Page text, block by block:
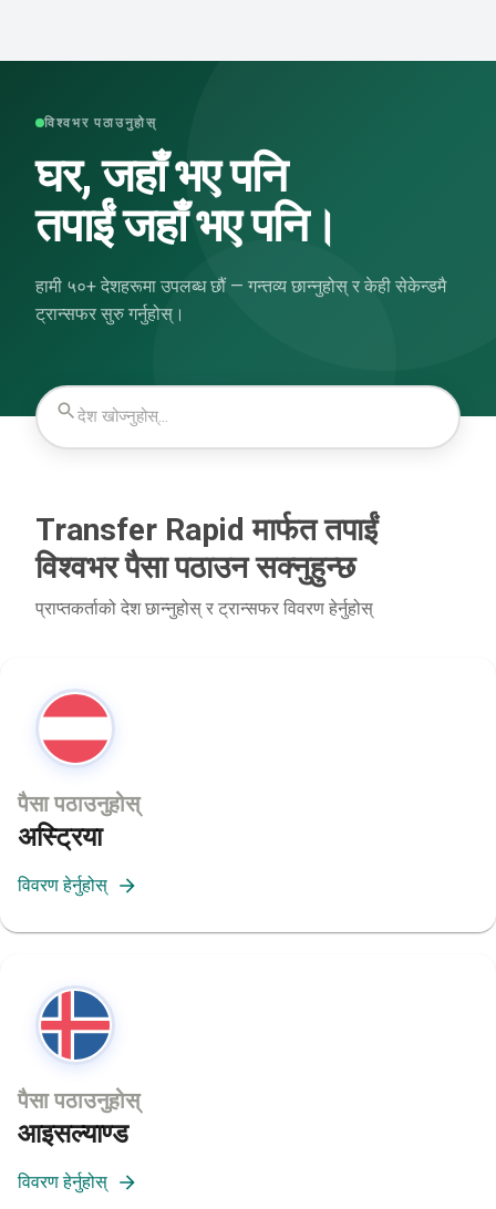
विश्वभर पठाउनुहोस्
घर, जहाँ भए पनि
तपाईं जहाँ भए पनि।
हामी ५०+ देशहरूमा उपलब्ध छौं — गन्तव्य छान्नुहोस् र केही सेकेन्डमै
ट्रान्सफर सुरु गर्नुहोस्।
Transfer Rapid मार्फत तपाईं
विश्वभर पैसा पठाउन सक्नुहुन्छ
प्राप्तकर्ताको देश छान्नुहोस् र ट्रान्सफर विवरण हेर्नुहोस्
पैसा पठाउनुहोस्
अस्ट्रिया
विवरण हेर्नुहोस्
पैसा पठाउनुहोस्
आइसल्याण्ड
विवरण हेर्नुहोस्